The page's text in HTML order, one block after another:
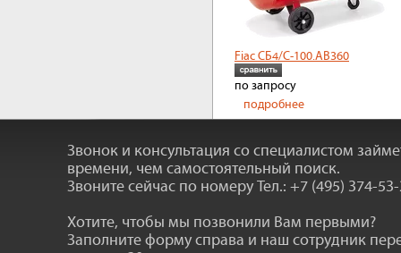
Fiac СБ4/С-100.AB360
по запросу
подробнее
Звонок и консультация со специалистом
времени, чем самостоятельный поиск.
Звоните сейчас по номеру Тел.: +7 (495) 374-
Хотите, чтобы мы позвонили Вам первыми?
Заполните форму справа и наш сотрудник